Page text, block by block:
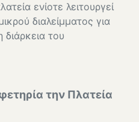
ενίοτε λειτουργεί
διαλείμματος για
του
την Πλατεία